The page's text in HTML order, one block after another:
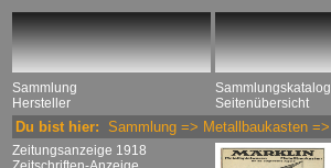
Sammlung
Hersteller
Sammlungskatalog
Seitenübersicht
Du bist hier: Sammlung => Metallbaukasten =>
Zeitungsanzeige 1918